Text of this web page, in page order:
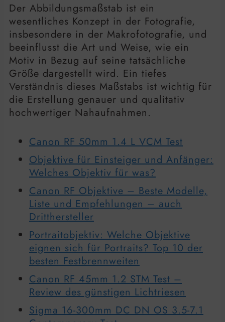
Der Abbildungsmaßstab ist ein
wesentliches Konzept in der Fotografie,
insbesondere in der Makrofotografie, und
beeinflusst die Art und Weise, wie ein
Motiv in Bezug auf seine tatsächliche
Größe dargestellt wird. Ein tiefes
Verständnis dieses Maßstabs ist wichtig für
die Erstellung genauer und qualitativ
hochwertiger Nahaufnahmen.
Canon RF 50mm 1.4 L VCM Test
Objektive für Einsteiger und Anfänger:
Welches Objektiv für was?
Canon RF Objektive – Beste Modelle,
Liste und Empfehlungen – auch
Dritthersteller
Portraitobjektiv: Welche Objektive
eignen sich für Portraits? Top 10 der
besten Festbrennweiten
Canon RF 45mm 1.2 STM Test –
Review des günstigen Lichtriesen
Sigma 16-300mm DC DN OS 3.5-7.1